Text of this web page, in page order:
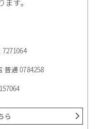
す。
普通 0784258
ら